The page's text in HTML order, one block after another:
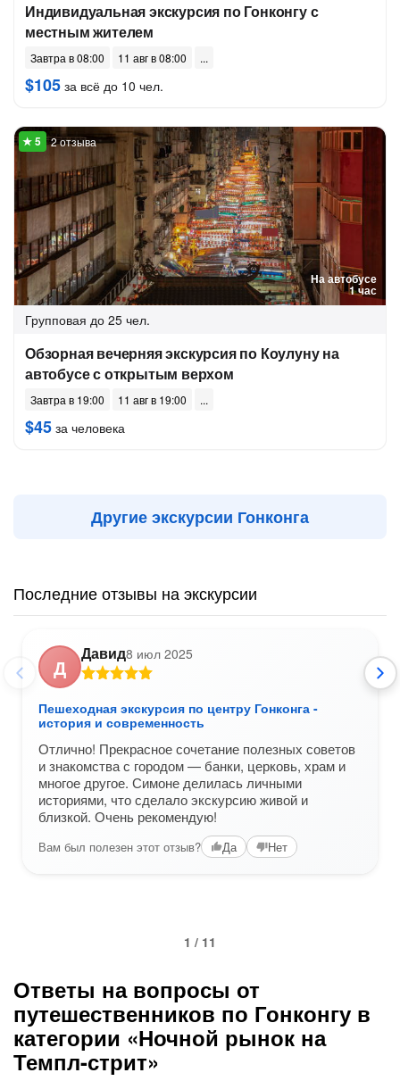
Индивидуальная экскурсия по Гонконгу с
местным жителем
Завтра в 08:00 11 авг в 08:00
$105 за всё до 10 чел.
На автобусе
1 час
2 отзыва
Групповая до 25 чел.
Обзорная вечерняя экскурсия по Коулуну на
автобусе с открытым верхом
Завтра в 19:00 11 авг в 19:00
$45 за человека
Другие экскурсии Гонконга
Последние отзывы на экскурсии
Д
Давид8 июл 2025
Пешеходная экскурсия по центру Гонконга -
история и современность
Отлично! Прекрасное сочетание полезных советов
и знакомства с городом — банки, церковь, храм и
многое другое. Симоне делилась личными
историями, что сделало экскурсию живой и
близкой. Очень рекомендую!
Вам был полезен этот отзыв? Да Нет
1 / 11
Ответы на вопросы от
путешественников по Гонконгу в
категории «Ночной рынок на
Темпл-стрит»